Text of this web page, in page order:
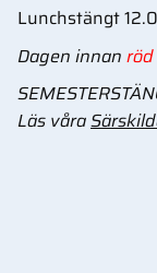
Lunchstängt
Dagen innan
Läs våra